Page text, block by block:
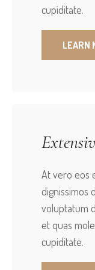
cupiditate.
LEARN
At vero eos
dignissimos
voluptatum
et quas
cupiditate.